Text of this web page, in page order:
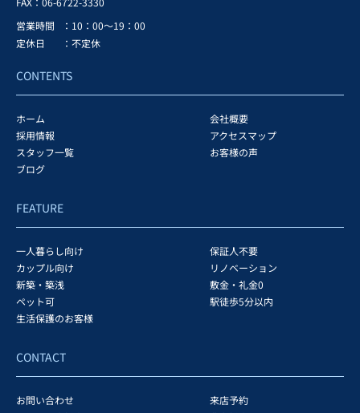
営業時間
：10：00～19：00
定休日
：不定休
CONTENTS
ホーム
会社概要
採用情報
アクセスマップ
スタッフ一覧
お客様の声
ブログ
FEATURE
一人暮らし向け
保証人不要
カップル向け
リノベーション
新築・築浅
敷金・礼金0
ペット可
駅徒歩5分以内
生活保護のお客様
CONTACT
お問い合わせ
来店予約